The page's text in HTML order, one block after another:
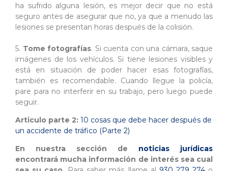
ha sufrido alguna lesión, es mejor decir que no está
seguro antes de asegurar que no, ya que a menudo las
lesiones se presentan horas después de la colisión.
5. Tome fotografías. Si cuenta con una cámara, saque
imágenes de los vehículos. Si tiene lesiones visibles y
está en situación de poder hacer esas fotografías,
también es recomendable. Cuando llegue la policía,
pare para no interferir en su trabajo, pero luego puede
seguir.
Articulo parte 2: 10 cosas que debe hacer después de
un accidente de tráfico (Parte 2)
En nuestra sección de noticias jurídicas
encontrará mucha información de interés sea cual